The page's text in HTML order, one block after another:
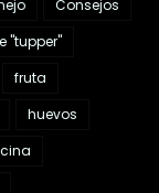
Consejos
"tupper"
fruta
huevos